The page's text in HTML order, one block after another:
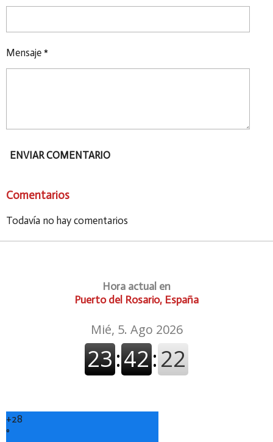
Mensaje *
ENVIAR COMENTARIO
Comentarios
Todavía no hay comentarios
Hora actual en
Puerto del Rosario, España
+28
°